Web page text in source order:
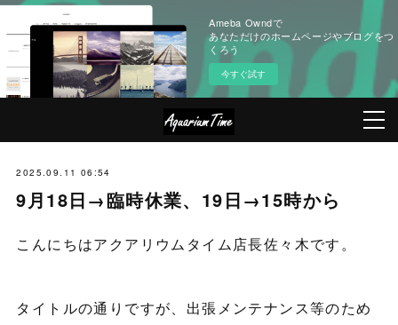
Ameba Owndで
あなただけのホームページやブログをつ
くろう
今すぐ試す
2025.09.11 06:54
9月18日→臨時休業、19日→15時から
こんにちはアクアリウムタイム店長佐々木です。
タイトルの通りですが、出張メンテナンス等のため